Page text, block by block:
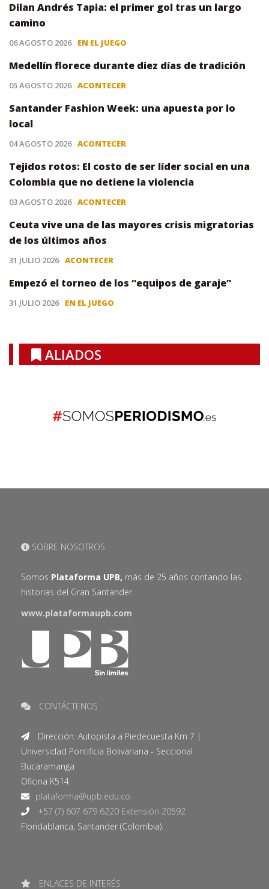
Dilan Andrés Tapia: el primer gol tras un largo
camino
06 AGOSTO 2026 EN EL JUEGO
Medellín florece durante diez días de tradición
05 AGOSTO 2026 ACONTECER
Santander Fashion Week: una apuesta por lo
local
04 AGOSTO 2026 ACONTECER
Tejidos rotos: El costo de ser líder social en una
Colombia que no detiene la violencia
03 AGOSTO 2026 ACONTECER
Ceuta vive una de las mayores crisis migratorias
de los últimos años
31 JULIO 2026 ACONTECER
Empezó el torneo de los “equipos de garaje”
31 JULIO 2026 EN EL JUEGO
ALIADOS
SOBRE NOSOTROS
Somos Plataforma UPB, más de 25 años contando las
historias del Gran Santander.
www.plataformaupb.com
CONTÁCTENOS
Dirección: Autopista a Piedecuesta Km 7 |
Universidad Pontificia Bolivariana - Seccional
Bucaramanga
Oficina K514
+57 (7) 607 679 6220 Extensión 20592
Floridablanca, Santander (Colombia).
ENLACES DE INTERÉS